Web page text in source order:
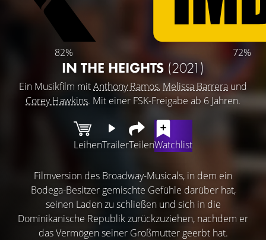
82% 72%
IN THE HEIGHTS (2021)
Ein Musikfilm mitAnthony Ramos, Melissa Barrera und
Corey Hawkins. Mit einer FSK-Freigabe ab 6 Jahren.
LeihenTrailerTeilenWatchlist
Filmversion des Broadway-Musicals, in dem ein
Bodega-Besitzer gemischte Gefühle darüber hat,
seinen Laden zu schließen und sich in die
Dominikanische Republik zurückzuziehen, nachdem er
das Vermögen seiner Großmutter geerbt hat.